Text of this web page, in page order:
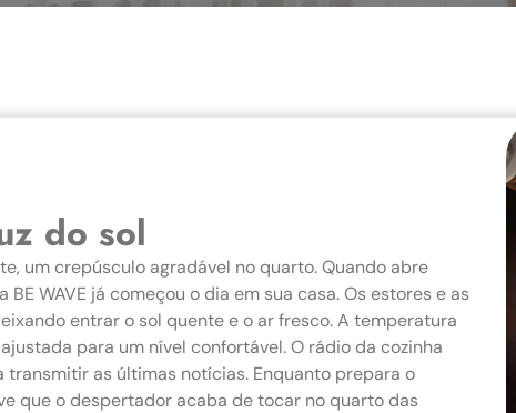
do sol
um crepúsculo agradável no quarto. Quando abre
BE WAVE já começou o dia em sua casa. Os estores e as
entrar o sol quente e o ar fresco. A temperatura
para um nível confortável. O rádio da cozinha
transmitir as últimas notícias. Enquanto prepara o
que o despertador acaba de tocar no quarto das